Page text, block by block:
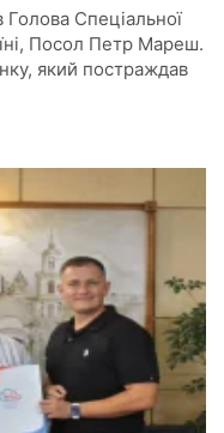
Голова Спеціальної
Посол Петр Мареш.
який постраждав